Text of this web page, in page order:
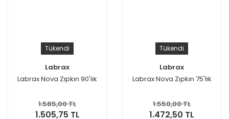
Tükendi
Labrax
Labrax Nova Zıpkın 90'lık
1.585,00 TL
1.505,75 TL
Tükendi
Labrax
Labrax Nova Zıpkın 75'lik
1.550,00 TL
1.472,50 TL